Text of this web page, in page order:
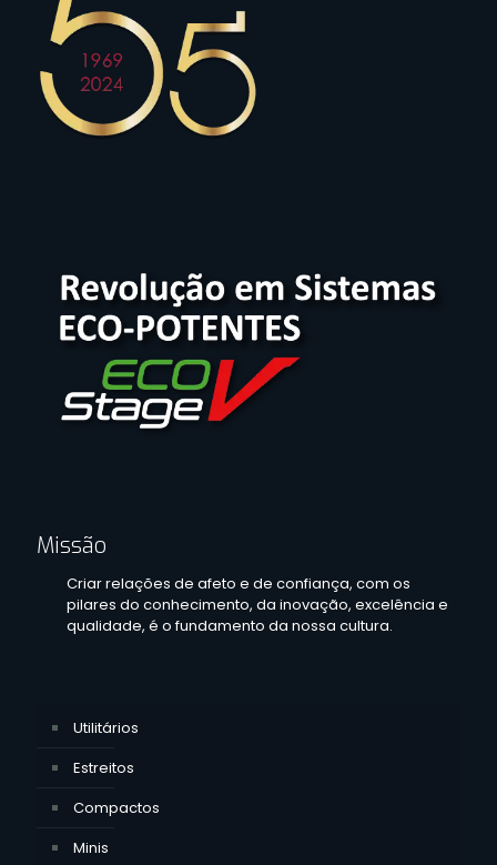
Missão
Criar relações de afeto e de confiança, com os
pilares do conhecimento, da inovação, excelência e
qualidade, é o fundamento da nossa cultura.
Utilitários
Estreitos
Compactos
Minis